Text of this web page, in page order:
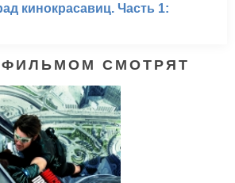
кинокрасавиц. Часть 1:
СМОТРЯТ